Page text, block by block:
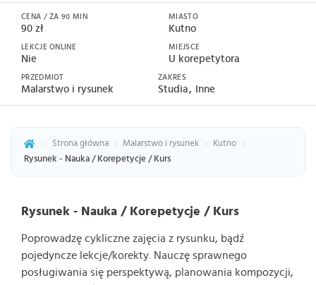
CENA / ZA 90 MIN
90 zł
LEKCJE ONLINE
Nie
MIASTO
Kutno
MIEJSCE
U korepetytora
PRZEDMIOT
Malarstwo i rysunek
ZAKRES
Studia Inne
› Strona główna › Malarstwo i rysunek › Kutno
›
Rysunek - Nauka / Korepetycje / Kurs
Rysunek - Nauka / Korepetycje / Kurs
Poprowadzę cykliczne zajęcia z rysunku, bądź
pojedyncze lekcje/korekty. Nauczę sprawnego
posługiwania się perspektywą, planowania kompozycji,